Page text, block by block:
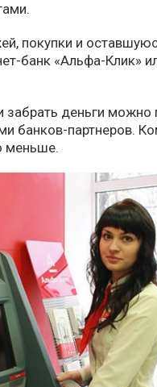
покупки и
банк «Альфа-Клик»
забрать деньги можно
банков-партнеров.
меньше.